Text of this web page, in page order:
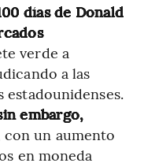
días de Donald
verde a
a las
estadounidenses.
embargo,
con un aumento
en moneda